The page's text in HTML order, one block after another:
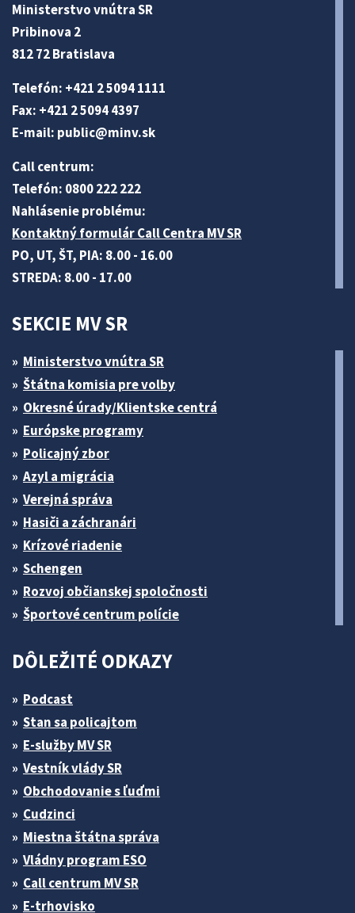
Ministerstvo vnútra SR
Pribinova 2
812 72 Bratislava
Telefón: +421 2 5094 1111
Fax: +421 2 5094 4397
E-mail: public@minv.sk
Call centrum:
Telefón: 0800 222 222
Nahlásenie problému:
Kontaktný formulár Call Centra MV SR
PO, UT, ŠT, PIA: 8.00 - 16.00
STREDA: 8.00 - 17.00
SEKCIE MV SR
Ministerstvo vnútra SR
Štátna komisia pre volby
Okresné úrady/Klientske centrá
Európske programy
Policajný zbor
Azyl a migrácia
Verejná správa
Hasiči a záchranári
Krízové riadenie
Schengen
Rozvoj občianskej spoločnosti
Športové centrum polície
DÔLEŽITÉ ODKAZY
Podcast
Stan sa policajtom
E-služby MV SR
Vestník vlády SR
Obchodovanie s ľuďmi
Cudzinci
Miestna štátna správa
Vládny program ESO
Call centrum MV SR
E-trhovisko